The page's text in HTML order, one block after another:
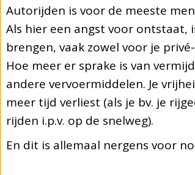
Autorijden is voor de meeste
Als hier een angst voor ontstaat,
brengen, vaak zowel voor je
Hoe meer er sprake is van
andere vervoermiddelen. Je
meer tijd verliest (als je bv. je
rijden i.p.v. op de snelweg).
En dit is allemaal nergens voor